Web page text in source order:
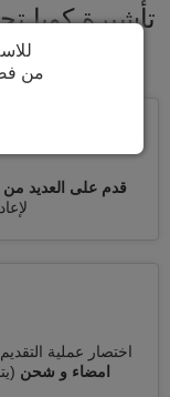
تأشيرة كوبا
قدم على العديد
اختصار عملية
امضاء و شحن
من